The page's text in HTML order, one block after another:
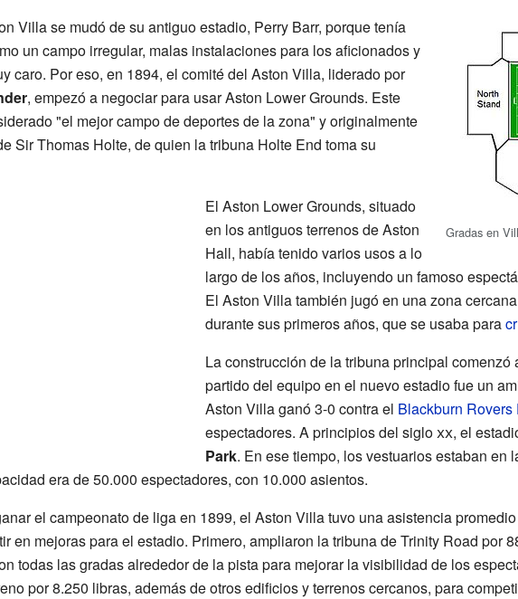
Gradas en
Villa se mudó de su antiguo estadio, Perry Barr, porque tenía
un campo irregular, malas instalaciones para los aficionados y
caro. Por eso, en 1894, el comité del Aston Villa, liderado por
, empezó a negociar para usar Aston Lower Grounds. Este
"el mejor campo de deportes de la zona" y originalmente
Sir Thomas Holte, de quien la tribuna Holte End toma su
El Aston Lower Grounds, situado
en los antiguos terrenos de Aston
Hall, había tenido varios usos a lo
largo de los años, incluyendo un famoso
El Aston Villa también jugó en una zona
durante sus primeros años, que se usaba para
La construcción de la tribuna principal
partido del equipo en el nuevo estadio fue un
Aston Villa ganó 3-0 contra el Blackburn Rovers
espectadores. A principios del sigloxx, el
Park. En ese tiempo, los vestuarios estaban en
era de 50.000 espectadores, con 10.000 asientos.
el campeonato de liga en 1899, el Aston Villa tuvo una asistencia
en mejoras para el estadio. Primero, ampliaron la tribuna de Trinity Road por
todas las gradas alrededor de la pista para mejorar la visibilidad de los
por 8.250 libras, además de otros edificios y terrenos cercanos, para